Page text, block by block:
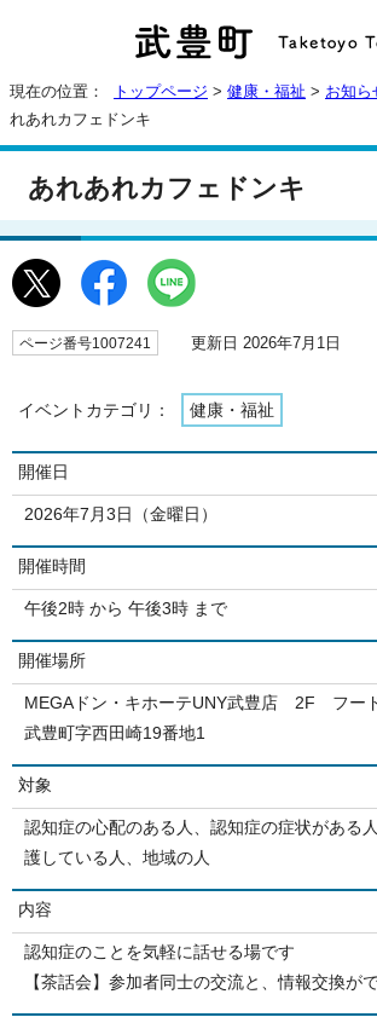
現在の位置： トップページ > 健康・福祉 > お知ら
れあれカフェドンキ
あれあれカフェドンキ
ページ番号1007241 更新日 2026年7月1日
イベントカテゴリ： 健康・福祉
開催日
2026年7月3日（金曜日）
開催時間
午後2時 から 午後3時 まで
開催場所
MEGAドン・キホーテUNY武豊店 2F フー
武豊町字西田崎19番地1
対象
認知症の心配のある人、認知症の症状がある
護している人、地域の人
内容
認知症のことを気軽に話せる場です
【茶話会】参加者同士の交流と、情報交換が